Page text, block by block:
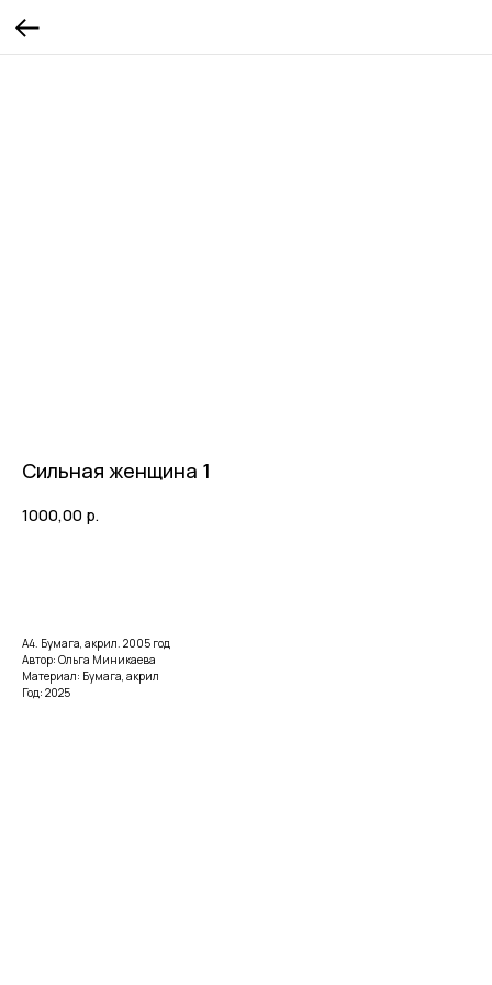
Сильная женщина 1
1000,00 р.
А4. Бумага, акрил. 2005 год
Автор: Ольга Миникаева
Материал: Бумага, акрил
Год: 2025